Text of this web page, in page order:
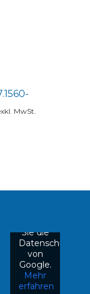
MwSt.
Laden
Sie die
von
Google.
Mehr
erfahren